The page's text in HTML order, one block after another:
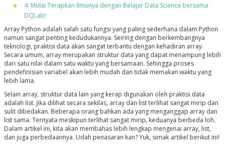
4. Mulai Terapkan Ilmunya dengan Belajar Data Science bersama
DQLab!
Array Python adalah salah satu fungsi yang paling sederhana dalam Python
namun sangat penting kedudukannya. Seiring dengan berkembangnya
teknologi, praktisi data akan sangat terbantu dengan kehadiran array.
Secara umum, array merupakan struktur data yang dapat menampung lebih
dari satu nilai dalam satu waktu yang bersamaan. Sehingga proses
pendefinisian variabel akan lebih mudah dan tidak memakan waktu yang
lebih lama.
Selain array, struktur data lain yang kerap digunakan oleh praktisi data
adalah list. Jika dilihat secara sekilas, array dan list terlihat sangat mirip dan
sulit dibedakan. Beberapa orang bahkan ada yang menganggap array dan
list sama. Ternyata meskipun terlihat sangat mirip, keduanya berbeda loh.
Dalam artikel ini, kita akan membahas lebih lengkap mengenai array, list,
dan juga perbedaannya. Udah penasaran kan? Yuk, simak artikel berikut ini!